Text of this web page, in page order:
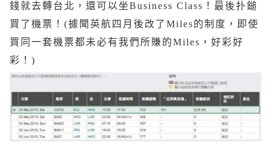
錢就去轉台北，還可以坐Business Class！最後扑鎚
買了機票！(據聞英航四月後改了Miles的制度，即使
買同一套機票都未必有我們所賺的Miles，好彩好
彩！)